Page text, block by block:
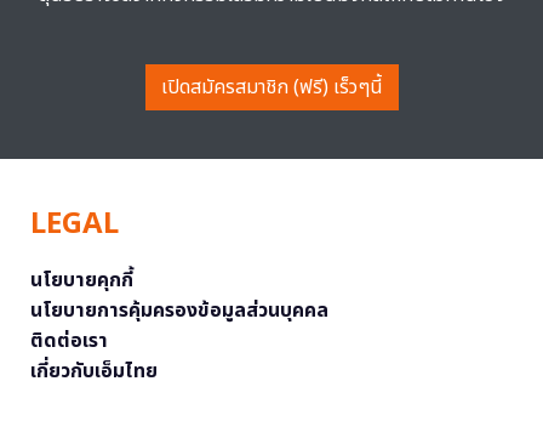
เปิดสมัครสมาชิก (ฟรี) เร็วๆนี้
LEGAL
นโยบายคุกกี้
นโยบายการคุ้มครองข้อมูลส่วนบุคคล
ติดต่อเรา
เกี่ยวกับเอ็มไทย